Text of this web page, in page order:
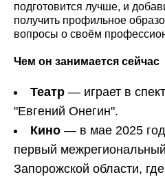
подготовится лучше, и
получить профильное
вопросы о своём
Чем он занимается сейчас
Театр — играет в
"Евгений Онегин".
Кино — в мае 2025
первый
Запорожской области,